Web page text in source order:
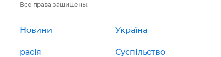
Все права защищены.
Новини Україна
расія Суспільство